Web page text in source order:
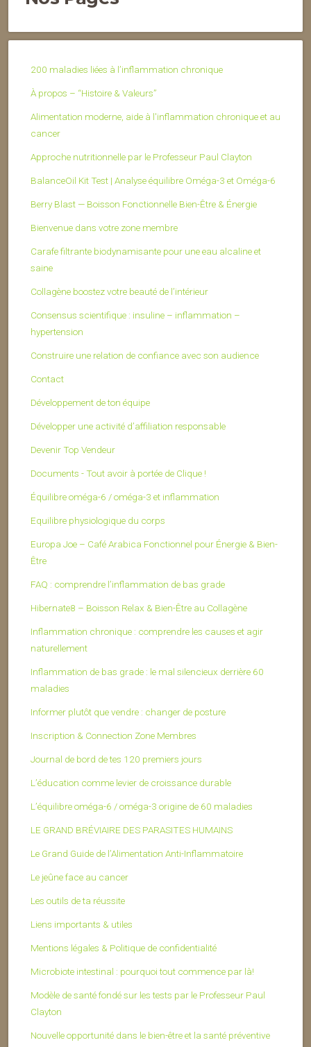
200 maladies liées à l’inflammation chronique
À propos – “Histoire & Valeurs”
Alimentation moderne, aide à l'inflammation chronique et au
cancer
Approche nutritionnelle par le Professeur Paul Clayton
BalanceOil Kit Test | Analyse équilibre Oméga-3 et Oméga-6
Berry Blast — Boisson Fonctionnelle Bien-Être & Énergie
Bienvenue dans votre zone membre
Carafe filtrante biodynamisante pour une eau alcaline et
saine
Collagène boostez votre beauté de l’intérieur
Consensus scientifique : insuline – inflammation –
hypertension
Construire une relation de confiance avec son audience
Contact
Développement de ton équipe
Développer une activité d’affiliation responsable
Devenir Top Vendeur
Documents - Tout avoir à portée de Clique !
Équilibre oméga-6 / oméga-3 et inflammation
Equilibre physiologique du corps
Europa Joe – Café Arabica Fonctionnel pour Énergie & Bien-
Être
FAQ : comprendre l’inflammation de bas grade
Hibernate8 – Boisson Relax & Bien-Être au Collagène
Inflammation chronique : comprendre les causes et agir
naturellement
Inflammation de bas grade : le mal silencieux derrière 60
maladies
Informer plutôt que vendre : changer de posture
Inscription & Connection Zone Membres
Journal de bord de tes 120 premiers jours
L’éducation comme levier de croissance durable
L’équilibre oméga-6 / oméga-3 origine de 60 maladies
LE GRAND BRÉVIAIRE DES PARASITES HUMAINS
Le Grand Guide de l’Alimentation Anti-Inflammatoire
Le jeûne face au cancer
Les outils de ta réussite
Liens importants & utiles
Mentions légales & Politique de confidentialité
Microbiote intestinal : pourquoi tout commence par là!
Modèle de santé fondé sur les tests par le Professeur Paul
Clayton
Nouvelle opportunité dans le bien-être et la santé préventive